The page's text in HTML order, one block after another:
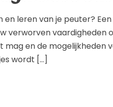
en leren van je peuter?
verworven vaardigheden
mag en de
wordt […]